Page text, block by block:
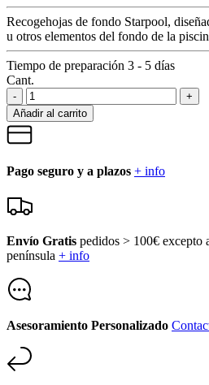
Recogehojas de fondo Starpool,
u otros elementos del fondo de la
Tiempo de preparación 3 - 5 días
Cant.
-
+
Añadir al carrito
Pago seguro y a plazos + info
Envío Gratis pedidos > 100€ excepto
península + info
Asesoramiento Personalizado